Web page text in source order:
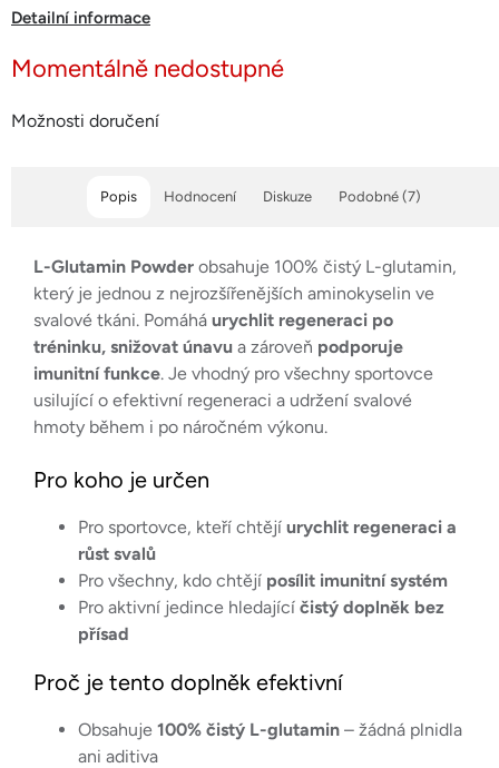
Momentálně nedostupné
Možnosti doručení
Detailní informace
Popis Podobné (7)
Hodnocení Diskuze
L-Glutamin Powder obsahuje 100% čistý L-glutamin,
který je jednou z nejrozšířenějších aminokyselin ve
svalové tkáni. Pomáhá urychlit regeneraci po
tréninku, snižovat únavu a zároveň podporuje
imunitní funkce. Je vhodný pro všechny sportovce
usilující o efektivní regeneraci a udržení svalové
hmoty během i po náročném výkonu.
Pro koho je určen
Pro sportovce, kteří chtějí urychlit regeneraci a
růst svalů
Pro všechny, kdo chtějí posílit imunitní systém
Pro aktivní jedince hledající čistý doplněk bez
přísad
Proč je tento doplněk efektivní
Obsahuje 100% čistý L-glutamin – žádná plnidla
ani aditiva